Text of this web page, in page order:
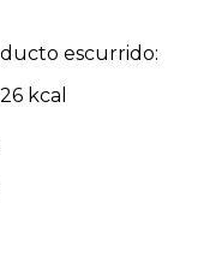
escurrido:
kcal